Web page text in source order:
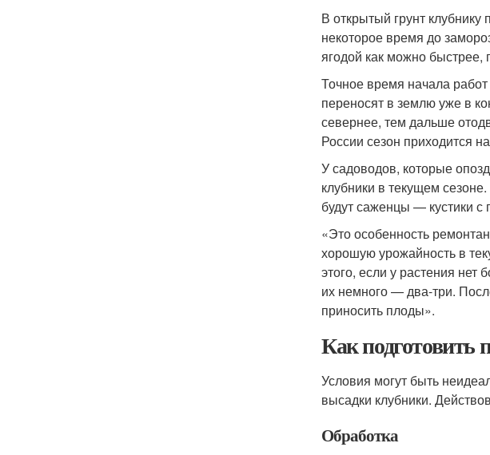
В открытый грунт
некоторое время до
ягодой как можно быстрее,
Точное время начала
переносят в землю уже в
севернее, тем дальше
России сезон приходится
У садоводов, которые
клубники в текущем
будут саженцы — кустики
«Это особенность
хорошую урожайность в
этого, если у растения
их немного — два-три.
приносить плоды».
Как подготовить
Условия могут быть
высадки клубники.
Обработка